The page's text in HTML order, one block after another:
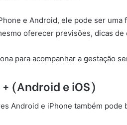
e Android, ele pode ser
oferecer previsões, dicas de
para acompanhar a gestação
(Android e iOS)
Android e iPhone também